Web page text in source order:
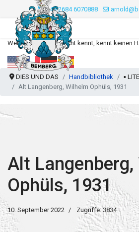
+49 2684 6070888
Wer seine Wurzeln nicht kennt, kennt keinen
DIES UND DAS Handbibliothek
▪️
Alt Langenberg, Wilhelm Ophüls, 1931
Alt Langenberg,
Ophüls, 1931
10. September 2022 Zugriffe: 3834